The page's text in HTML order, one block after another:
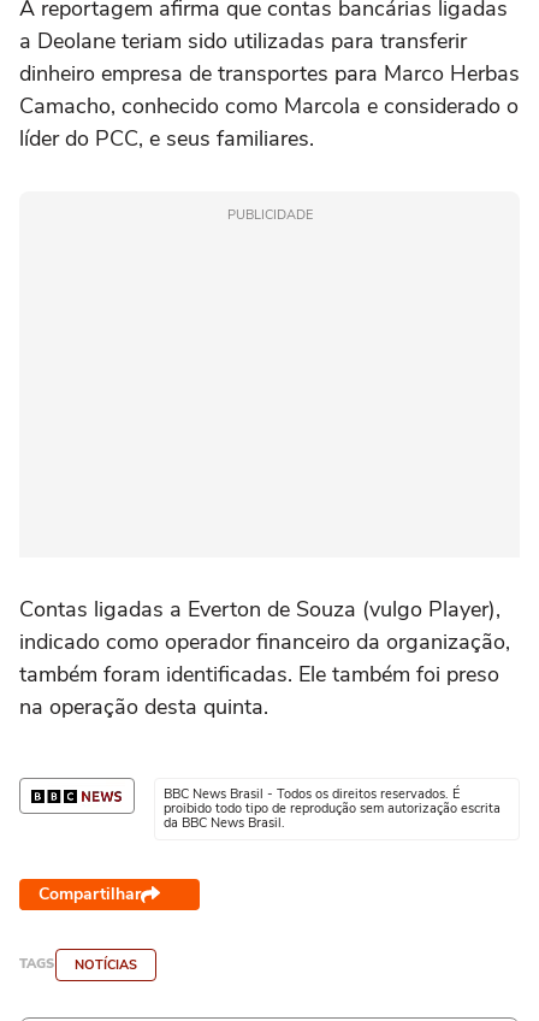
A reportagem afirma que contas bancárias ligadas
a Deolane teriam sido utilizadas para transferir
dinheiro empresa de transportes para Marco Herbas
Camacho, conhecido como Marcola e considerado o
líder do PCC, e seus familiares.
PUBLICIDADE
Contas ligadas a Everton de Souza (vulgo Player),
indicado como operador financeiro da organização,
também foram identificadas. Ele também foi preso
na operação desta quinta.
BBC News Brasil - Todos os direitos reservados. É
proibido todo tipo de reprodução sem autorização escrita
da BBC News Brasil.
Compartilhar
TAGS NOTÍCIAS